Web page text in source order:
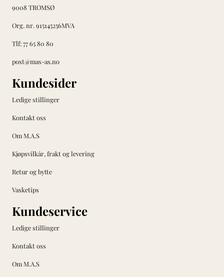
9008 TROMSØ
Org. nr. 915145256MVA
Tlf:77 65 80 80
post@mas-as.no
Kundesider
Ledige stillinger
Kontakt oss
Om M.A.S
Kjøpsvilkår, frakt og levering
Retur og bytte
Vasketips
Kundeservice
Ledige stillinger
Kontakt oss
Om M.A.S